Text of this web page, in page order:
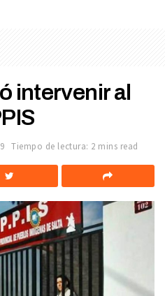
intervenir al
Tiempo de lectura: 2 mins read